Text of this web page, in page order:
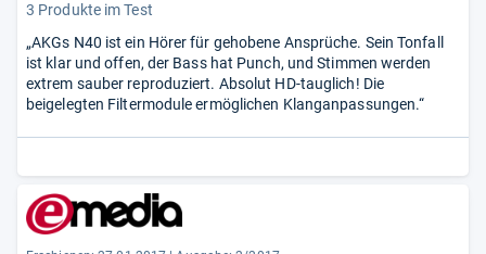
3 Produkte im Test
„AKGs N40 ist ein Hörer für gehobene Ansprüche. Sein Tonfall
ist klar und offen, der Bass hat Punch, und Stimmen werden
extrem sauber reproduziert. Absolut HD-tauglich! Die
beigelegten Filtermodule ermöglichen Klanganpassungen.“